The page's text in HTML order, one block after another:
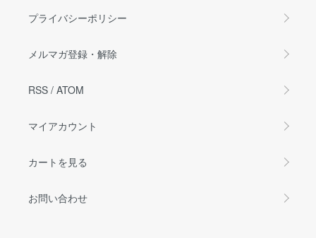
プライバシーポリシー
メルマガ登録・解除
RSS / ATOM
マイアカウント
カートを見る
お問い合わせ